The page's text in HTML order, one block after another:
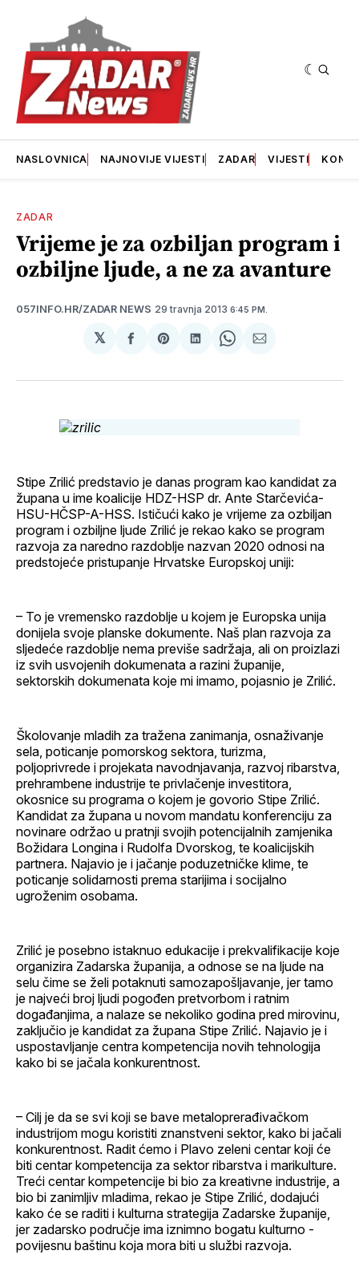
NASLOVNICA NAJNOVIJE VIJESTI ZADAR VIJESTI
ZADAR
Vrijeme je za ozbiljan program i
ozbiljne ljude, a ne za avanture
057INFO.HR/ZADAR NEWS 29 travnja 2013 6:45 PM.
𝕏
podijeliSharepodijeliSharepodijeli
Stipe Zrilić predstavio je danas program kao kandidat za
župana u ime koalicije HDZ-HSP dr. Ante Starčevića-
HSU-HČSP-A-HSS. Ističući kako je vrijeme za ozbiljan
program i ozbiljne ljude Zrilić je rekao kako se program
razvoja za naredno razdoblje nazvan 2020 odnosi na
predstojeće pristupanje Hrvatske Europskoj uniji:
– To je vremensko razdoblje u kojem je Europska unija
donijela svoje planske dokumente. Naš plan razvoja za
sljedeće razdoblje nema previše sadržaja, ali on proizlazi
iz svih usvojenih dokumenata a razini županije,
sektorskih dokumenata koje mi imamo, pojasnio je Zrilić.
Školovanje mladih za tražena zanimanja, osnaživanje
sela, poticanje pomorskog sektora, turizma,
poljoprivrede i projekata navodnjavanja, razvoj ribarstva,
prehrambene industrije te privlačenje investitora,
okosnice su programa o kojem je govorio Stipe Zrilić.
Kandidat za župana u novom mandatu konferenciju za
novinare održao u pratnji svojih potencijalnih zamjenika
Božidara Longina i Rudolfa Dvorskog, te koalicijskih
partnera. Najavio je i jačanje poduzetničke klime, te
poticanje solidarnosti prema starijima i socijalno
ugroženim osobama.
Zrilić je posebno istaknuo edukacije i prekvalifikacije koje
organizira Zadarska županija, a odnose se na ljude na
selu čime se želi potaknuti samozapošljavanje, jer tamo
je najveći broj ljudi pogođen pretvorbom i ratnim
događanjima, a nalaze se nekoliko godina pred mirovinu,
zaključio je kandidat za župana Stipe Zrilić. Najavio je i
uspostavljanje centra kompetencija novih tehnologija
kako bi se jačala konkurentnost.
– Cilj je da se svi koji se bave metaloprerađivačkom
industrijom mogu koristiti znanstveni sektor, kako bi jačali
konkurentnost. Radit ćemo i Plavo zeleni centar koji će
biti centar kompetencija za sektor ribarstva i marikulture.
Treći centar kompetencije bi bio za kreativne industrije, a
bio bi zanimljiv mladima, rekao je Stipe Zrilić, dodajući
kako će se raditi i kulturna strategija Zadarske županije,
jer zadarsko područje ima iznimno bogatu kulturno -
povijesnu baštinu koja mora biti u službi razvoja.